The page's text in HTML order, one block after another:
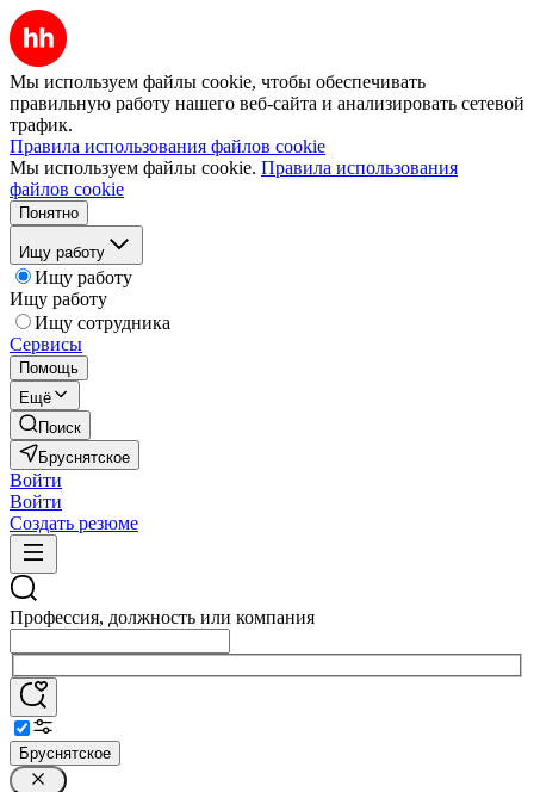
Мы используем файлы cookie, чтобы обеспечивать
правильную работу нашего веб-сайта и анализировать сетевой
трафик.
Правила использования файлов cookie
Мы используем файлы cookie. Правила использования
файлов cookie
Понятно
Ищу работу
Ищу работу
Ищу работу
Ищу сотрудника
Сервисы
Помощь
Ещё
Поиск
Бруснятское
Войти
Войти
Создать резюме
Профессия, должность или компания
Бруснятское